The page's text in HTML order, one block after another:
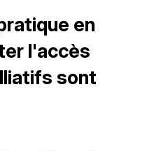
en
l'accès
sont